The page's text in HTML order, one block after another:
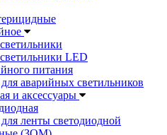
LED
питания
аварийных светильников
и аксессуары
ленты светодиодной